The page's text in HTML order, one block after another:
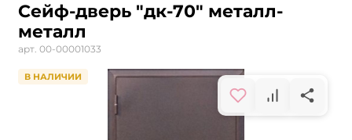
Сейф-дверь "дк-70" металл-
металл
арт. 00-00001033
В НАЛИЧИИ